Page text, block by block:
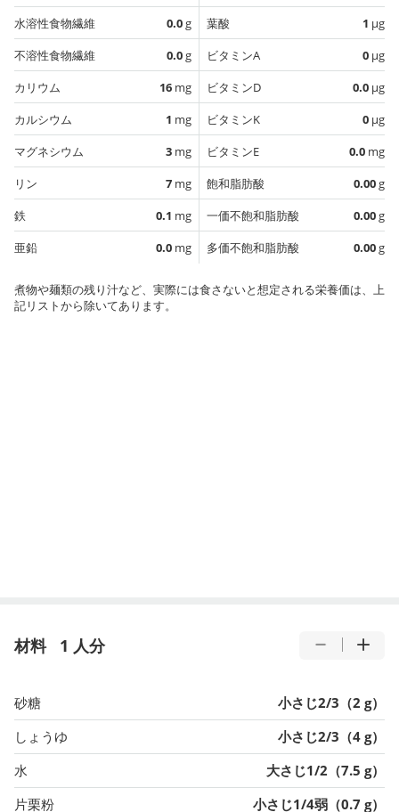
水溶性食物繊維
0.0g
不溶性食物繊維
0.0g
カリウム
16 mg
カルシウム
1 mg
マグネシウム
3 mg
リン
7 mg
鉄
0.1 mg
亜鉛
0.0 mg
葉酸
1 µg
ビタミンA
0 µg
ビタミンD
0.0 µg
ビタミンK
0 µg
ビタミンE
0.0 mg
飽和脂肪酸
0.00g
一価不飽和脂肪酸
0.00g
多価不飽和脂肪酸
0.00g
煮物や麺類の残り汁など、実際には食さないと想定される栄養価は、上
記リストから除いてあります。
材料 1 人分
砂糖
小さじ2/3（2 g）
しょうゆ
小さじ2/3（4 g）
水
大さじ1/2（7.5 g）
片栗粉
小さじ1/4弱（0.7 g）